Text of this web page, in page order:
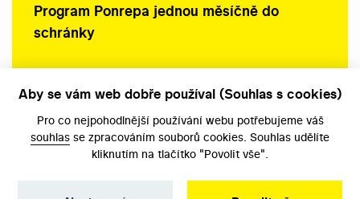
Program Ponrepa jednou měsíčně do
schránky
Aby se vám web dobře používal (Souhlas s cookies)
Pro co nejpohodlnější používání webu potřebujeme váš
souhlas se zpracováním souborů cookies. Souhlas udělíte
kliknutím na tlačítko "Povolit vše".